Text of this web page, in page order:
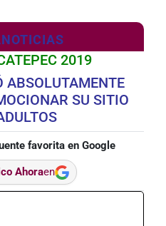
2019
ABSOLUTAMENTE
SU SITIO
favorita en Google
Ahoraen